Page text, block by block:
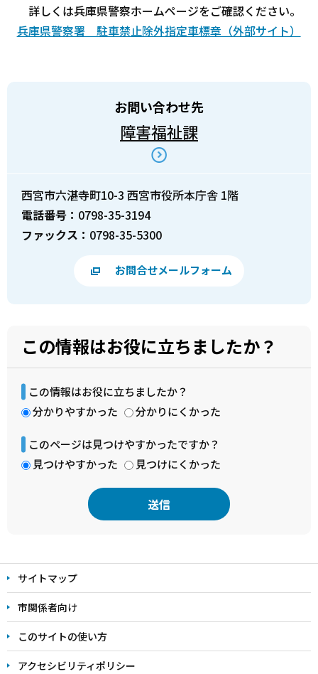
詳しくは兵庫県警察ホームページをご確認ください。
兵庫県警察署 駐車禁止除外指定車標章（外部サイト）
お問い合わせ先
障害福祉課
西宮市六湛寺町10-3 西宮市役所本庁舎 1階
電話番号： 0798-35-3194
ファックス： 0798-35-5300
お問合せメールフォーム
この情報はお役に立ちましたか？
この情報はお役に立ちましたか？
分かりやすかった
分かりにくかった
このページは見つけやすかったですか？
見つけやすかった
見つけにくかった
文
こ
こ
ま
で
サイトマップ
市関係者向け
このサイトの使い方
アクセシビリティポリシー